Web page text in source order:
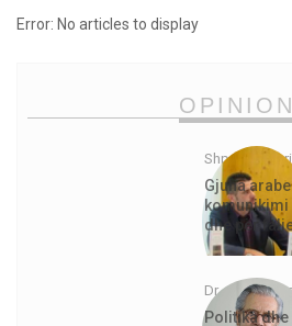
Error: No articles to display
Shpejtim
Gjuha
dhe për
Dr. Jürgen
Politika